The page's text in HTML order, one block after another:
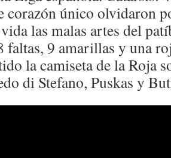
corazón único olvidaron
las malas artes del
9 amarillas y una
la camiseta de la Roja
di Stefano, Puskas y